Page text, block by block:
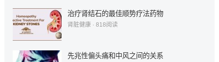
治疗肾结石的最佳顺势疗法药物
肾脏健康· 818阅读
先兆性偏头痛和中风之间的关系